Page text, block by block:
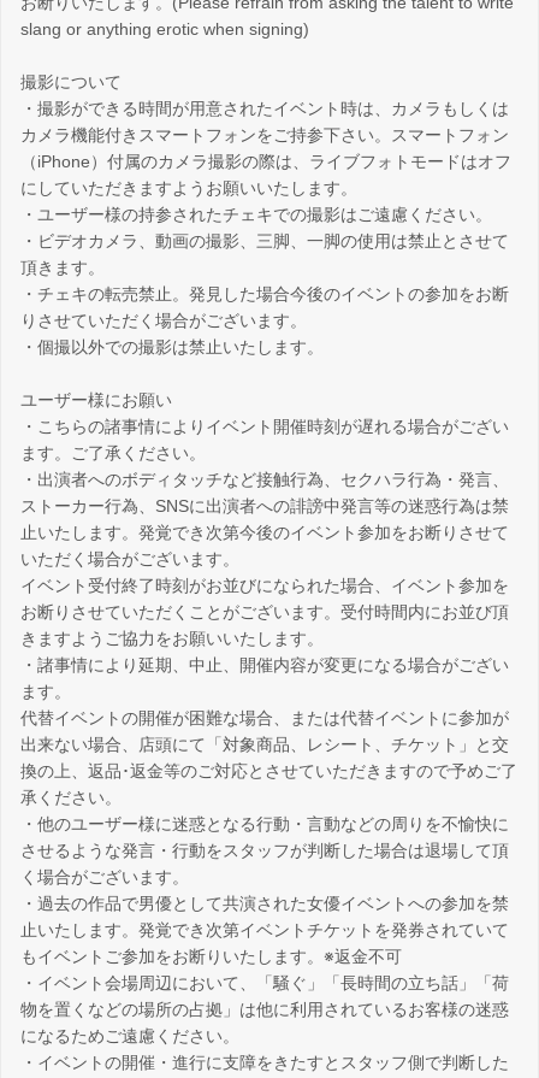
slang or anything erotic when signing)
撮影について
・撮影ができる時間が用意されたイベント時は、カメラもしくは
カメラ機能付きスマートフォンをご持参下さい。スマートフォン
（iPhone）付属のカメラ撮影の際は、ライブフォトモードはオフ
にしていただきますようお願いいたします。
・ユーザー様の持参されたチェキでの撮影はご遠慮ください。
・ビデオカメラ、動画の撮影、三脚、一脚の使用は禁止とさせて
頂きます。
・チェキの転売禁止。発見した場合今後のイベントの参加をお断
りさせていただく場合がございます。
・個撮以外での撮影は禁止いたします。
ユーザー様にお願い
・こちらの諸事情によりイベント開催時刻が遅れる場合がござい
ます。ご了承ください。
・出演者へのボディタッチなど接触行為、セクハラ行為・発言、
ストーカー行為、SNSに出演者への誹謗中発言等の迷惑行為は禁
止いたします。発覚でき次第今後のイベント参加をお断りさせて
いただく場合がございます。
イベント受付終了時刻がお並びになられた場合、イベント参加を
お断りさせていただくことがございます。受付時間内にお並び頂
きますようご協力をお願いいたします。
・諸事情により延期、中止、開催内容が変更になる場合がござい
ます。
代替イベントの開催が困難な場合、または代替イベントに参加が
出来ない場合、店頭にて「対象商品、レシート、チケット」と交
換の上、返品･返金等のご対応とさせていただきますので予めご了
承ください。
・他のユーザー様に迷惑となる行動・言動などの周りを不愉快に
させるような発言・行動をスタッフが判断した場合は退場して頂
く場合がございます。
・過去の作品で男優として共演された女優イベントへの参加を禁
止いたします。発覚でき次第イベントチケットを発券されていて
もイベントご参加をお断りいたします。※返金不可
・イベント会場周辺において、「騒ぐ」「長時間の立ち話」「荷
物を置くなどの場所の占拠」は他に利用されているお客様の迷惑
になるためご遠慮ください。
・イベントの開催・進行に支障をきたすとスタッフ側で判断した